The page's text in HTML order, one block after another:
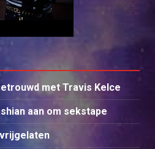
met Travis Kelce
aan om sekstape